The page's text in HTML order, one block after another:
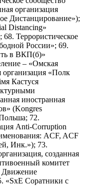
организация
Дистанцирование»);
Distancing»
Террористическое
России»; 69.
в ВКП(б)»
– «Омская
«Полк
Кастуся
иностранная
(Kongres
72.
Anti-Corruption
ACF, ACF
Инк.»); 73.
созданная
комитет
Движение
«SxE Соратники с